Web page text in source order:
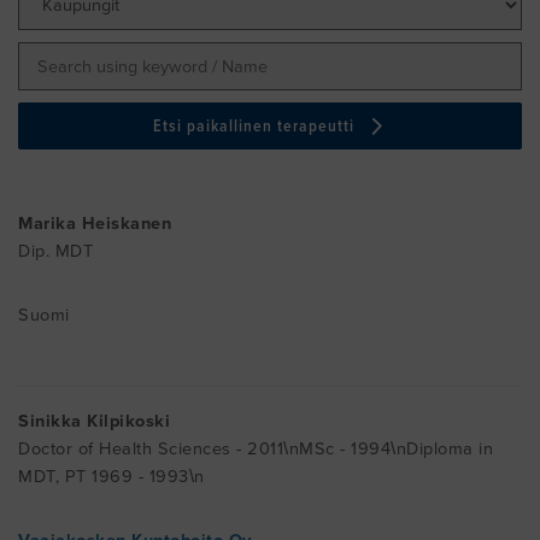
NEWSLETTER
Etsi paikallinen terapeutti
Marika Heiskanen
Dip. MDT
Suomi
Sinikka Kilpikoski
Doctor of Health Sciences - 2011\nMSc - 1994\nDiploma in
MDT, PT 1969 - 1993\n